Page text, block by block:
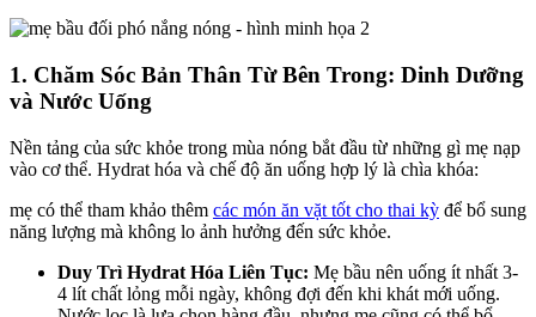
1. Chăm Sóc Bản Thân Từ Bên Trong: Dinh Dưỡng
và Nước Uống
Nền tảng của sức khỏe trong mùa nóng bắt đầu từ những gì mẹ nạp
vào cơ thể. Hydrat hóa và chế độ ăn uống hợp lý là chìa khóa:
mẹ có thể tham khảo thêm các món ăn vặt tốt cho thai kỳ để bổ sung
năng lượng mà không lo ảnh hưởng đến sức khỏe.
Duy Trì Hydrat Hóa Liên Tục: Mẹ bầu nên uống ít nhất 3-
4 lít chất lỏng mỗi ngày, không đợi đến khi khát mới uống.